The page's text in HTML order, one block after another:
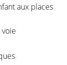
aux places